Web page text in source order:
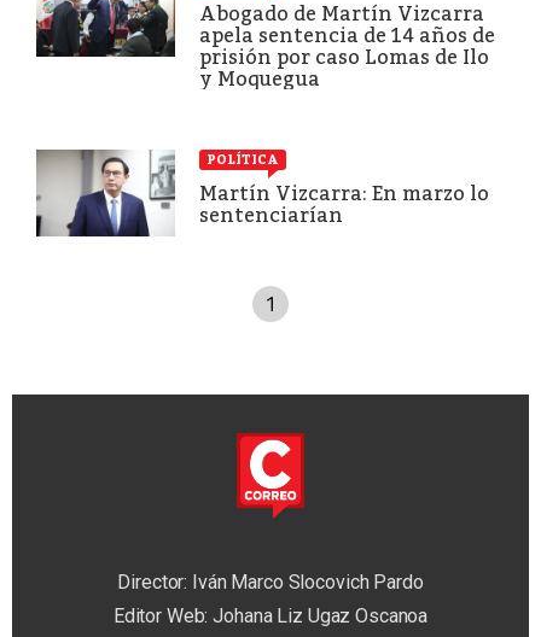
Abogado de Martín Vizcarra
apela sentencia de 14 años de
prisión por caso Lomas de Ilo
y Moquegua
POLÍTICA
Martín Vizcarra: En marzo lo
sentenciarían
1
Director: Iván Marco Slocovich Pardo
Editor Web: Johana Liz Ugaz Oscanoa